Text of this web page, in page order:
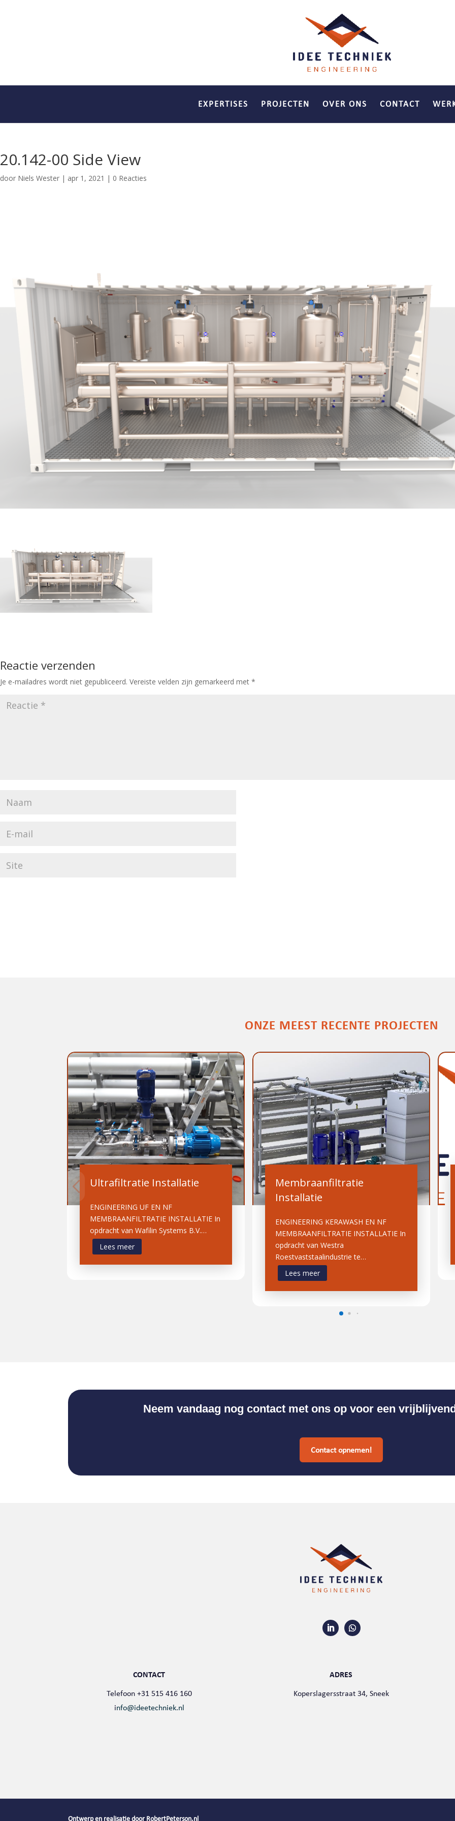
EXPERTISES PROJECTEN OVER ONS CONTACT
20.142-00 Side View
door Niels Wester | apr 1, 2021 | 0 Reacties
Reactie verzenden
Je e-mailadres wordt niet gepubliceerd. Vereiste velden zijn gemarkeerd met *
ONZE MEEST RECENTE PROJECTEN
Ultrafiltratie Installatie
ENGINEERING UF EN NF
MEMBRAANFILTRATIE INSTALLATIE In
opdracht van Wafilin Systems B.V.…
Lees meer
Membraanfiltratie
Installatie
ENGINEERING KERAWASH EN NF
MEMBRAANFILTRATIE INSTALLATIE In
opdracht van Westra
Roestvaststaalindustrie te…
Lees meer
Neem vandaag nog contact met ons op voor een
Contact opnemen!
CONTACT
Telefoon +31 515 416 160
info@ideetechniek.nl
ADRES
Koperslagersstraat 34, Sneek
Ontwerp en realisatie doorRobertPeterson.nl